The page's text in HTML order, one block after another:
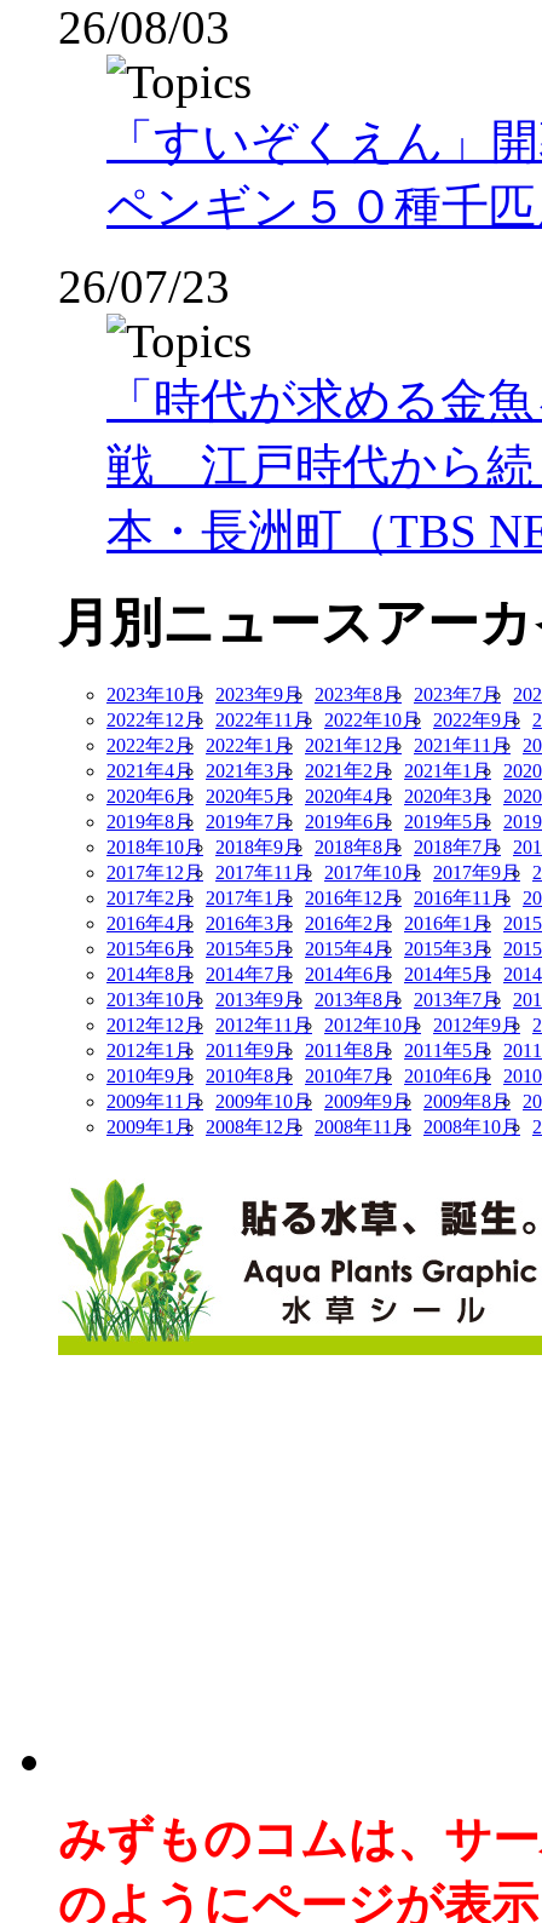
26/08/03
「すいぞくえん」
ペンギン５０種千
26/07/23
「時代が求める金
戦 江戸時代から
本・長洲町（TBS
月別ニュースアー
2023年10月 2023年9月 2023年8月 2023年7月
2022年12月
2022年11月 2022年10月 2022年9月
2022年2月
2022年1月 2021年12月 2021年11月
2021年4月
2021年3月 2021年2月 2021年1月
2020年6月
2020年5月 2020年4月 2020年3月
2019年8月
2019年7月 2019年6月 2019年5月
2018年10月
2018年9月 2018年8月 2018年7月
2017年12月
2017年11月 2017年10月 2017年9月
2017年2月
2017年1月 2016年12月 2016年11月
2016年4月
2016年3月 2016年2月 2016年1月
2015年6月
2015年5月 2015年4月 2015年3月
2014年8月
2014年7月 2014年6月 2014年5月
2013年10月
2013年9月 2013年8月 2013年7月
2012年12月
2012年11月 2012年10月 2012年9月
2012年1月
2011年9月 2011年8月 2011年5月
2010年9月
2010年8月 2010年7月 2010年6月
2009年11月
2009年10月 2009年9月 2009年8月
2009年1月
2008年12月 2008年11月 2008年10月
みずものコムは、サ
のようにページが表